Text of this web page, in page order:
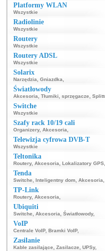
Platformy WLAN
Wszystkie
Radiolinie
Wszystkie
Routery
Wszystkie
Routery ADSL
Wszystkie
Solarix
Narzędzia Gniazdka
Światłowody
Akcesoria Tłumiki, sprzęgacze
Switche
Wszystkie
Szafy rack 10/19 cali
Organizery, Akcesoria
Telewizja cyfrowa DVB-T
Wszystkie
Teltonika
Routery, Akcesoria Lokalizatory GPS
Tenda
Switche Inteligentny dom Akcesoria
TP-Link
Routery, Akcesoria
Ubiquiti
Switche Akcesoria Światłowody,
VoIP
Centrale VoIP, Bramki VoIP,
Zasilanie
Kable zasilające Zasilacze UPSy,